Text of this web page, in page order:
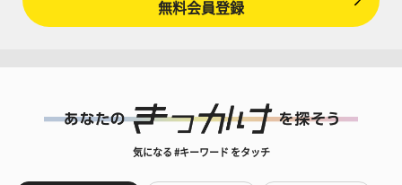
無料会員登録
気になる #キーワード をタッチ